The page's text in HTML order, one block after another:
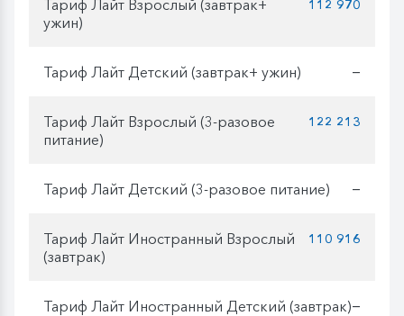
Тариф Лайт Взрослый (завтрак+
ужин)
112 970
Тариф Лайт Детский (завтрак+ ужин) —
Тариф Лайт Взрослый (3-разовое
питание)
122 213
Тариф Лайт Детский (3-разовое питание) —
Тариф Лайт Иностранный Взрослый
(завтрак)
110 916
Тариф Лайт Иностранный Детский (завтрак)—